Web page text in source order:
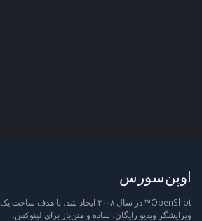
اوپن‌سورس
OpenShot™ در سال ۲۰۰۸ ایجاد شد، با هدف ساخت یک
ویرایشگر ویدیو رایگان، ساده و متن‌باز برای لینوکس.